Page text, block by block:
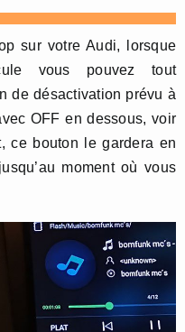
sur votre Audi, lorsque
vous pouvez tout
de désactivation prévu à
OFF en dessous, voir
ce bouton le gardera en
moment où vous